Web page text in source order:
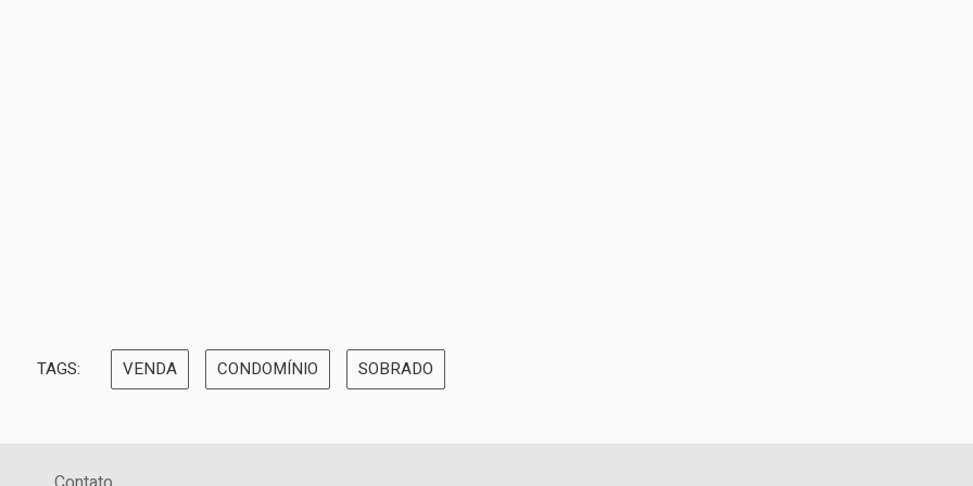
TAGS: VENDA CONDOMÍNIO SOBRADO